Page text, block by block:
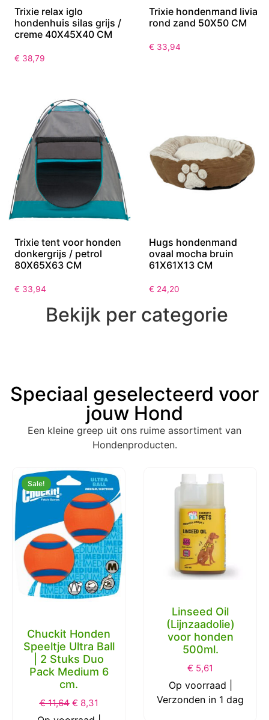
Trixie relax iglo
hondenhuis silas grijs /
creme 40X45X40 CM
€ 38,79
Trixie hondenmand livia
rond zand 50X50 CM
€ 33,94
Trixie tent voor honden
donkergrijs / petrol
80X65X63 CM
€ 33,94
Hugs hondenmand
ovaal mocha bruin
61X61X13 CM
€ 24,20
Bekijk per categorie
Speciaal geselecteerd voor
jouw Hond
Een kleine greep uit ons ruime assortiment van
Hondenproducten.
Sale!
Chuckit Honden
Speeltje Ultra Ball
| 2 Stuks Duo
Pack Medium 6
cm.
€11,64 € 8,31
Linseed Oil
(Lijnzaadolie)
voor honden
500ml.
€ 5,61
Op voorraad |
Verzonden in 1 dag